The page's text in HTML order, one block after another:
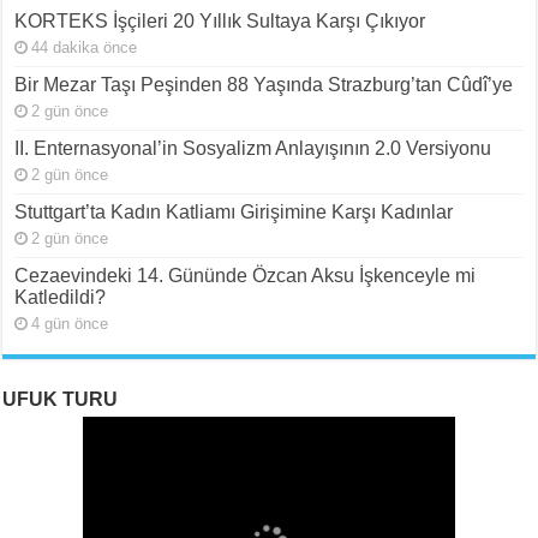
KORTEKS İşçileri 20 Yıllık Sultaya Karşı Çıkıyor
44 dakika önce
Bir Mezar Taşı Peşinden 88 Yaşında Strazburg’tan Cûdî’ye
2 gün önce
II. Enternasyonal’in Sosyalizm Anlayışının 2.0 Versiyonu
2 gün önce
Stuttgart’ta Kadın Katliamı Girişimine Karşı Kadınlar
2 gün önce
Cezaevindeki 14. Gününde Özcan Aksu İşkenceyle mi
Katledildi?
4 gün önce
UFUK TURU